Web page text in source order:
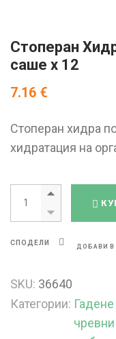
Стоперан
саше x 12
7.16 €
Стоперан хидра
хидратация на
Стоперан Хидра
СПОДЕЛИ
ДОБАВИ
SKU: 36640
Категории: